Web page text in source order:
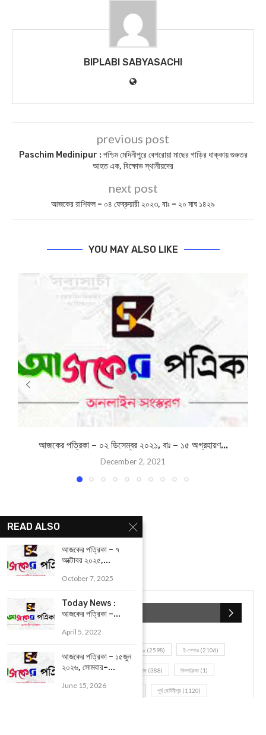
আজকের পত্রিকা – ২০ ডিসেম্বর ২০২১, বাঃ – ০৪ পৌষ ১৪২৮
আজকের পত্রিকা – ১০ আগষ্ট ২০২১, বাঃ – ২৪ শ্রাবণ ১৪২৮
BIPLABI SABYASACHI
previous post
Paschim Medinipur : পশ্চিম মেদিনীপুরে বেপরোয়া মাছের গাড়ির ধাক্কায় গুরুতর
আহত এক, বিক্ষোভ স্থানীয়দের
next post
আজকের রাশিফল – ০৪ ফেব্রুয়ারী ২০২৩, বাঃ – ২০ মাঘ ১৪২৯
আজকের পত্রিকা – ০২ ডিসেম্বর ২০২১, বাঃ – ১৫ অগ্রহায়ণ...
December 2, 2021
READ ALSO
আজকের পত্রিকা – ৭
অক্টোবর ২০২৫,...
October 7, 2025
Today News :
আজকের পত্রিকা –...
April 5, 2022
আজকের পত্রিকা – ১৫জুন
২০২৬, সোমবার–...
June 15, 2026